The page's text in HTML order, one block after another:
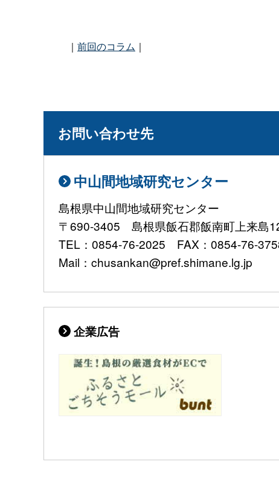
｜ 前回のコラム ｜
お問い合わせ先
中山間地域研究センター
島根県中山間地域研究センター
〒690-3405 島根県飯石郡飯南町上来島
TEL：0854-76-2025 FAX：0854-76-
Mail：chusankan@pref.shimane.lg.jp
企業広告